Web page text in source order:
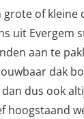
of kleine
uit Evergem
aan te
dak
dus ook
hoogstaand